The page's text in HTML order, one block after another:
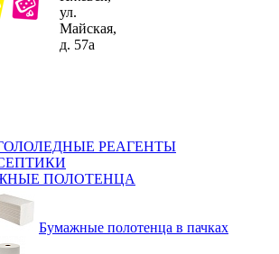
ул.
Майская,
д. 57а
РЕАГЕНТЫ
ПОЛОТЕНЦА
Бумажные полотенца в пачках